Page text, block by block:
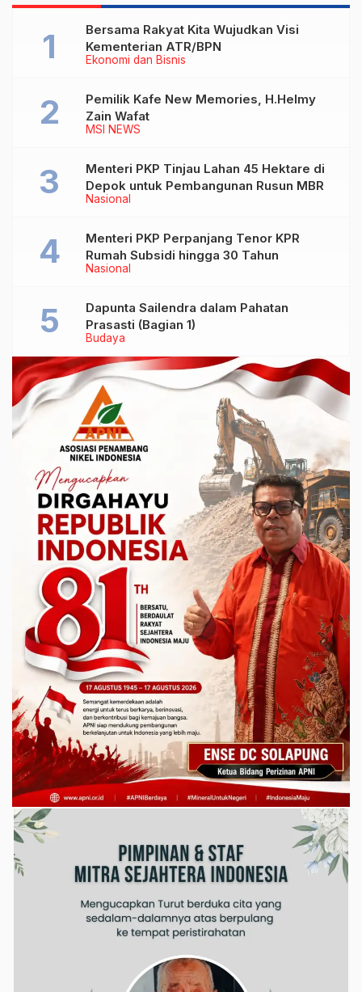
Ekonomi dan Bisnis
Bersama Rakyat Kita Wujudkan Visi
Kementerian ATR/BPN
MSI NEWS
Pemilik Kafe New Memories, H.Helmy
Zain Wafat
Nasional
Menteri PKP Tinjau Lahan 45 Hektare di
Depok untuk Pembangunan Rusun MBR
Nasional
Menteri PKP Perpanjang Tenor KPR
Rumah Subsidi hingga 30 Tahun
Budaya
Dapunta Sailendra dalam Pahatan
Prasasti (Bagian 1)